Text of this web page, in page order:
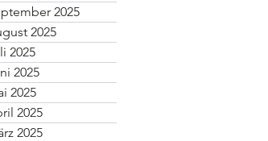
2025
2025
2025
2025
2025
2025
2025